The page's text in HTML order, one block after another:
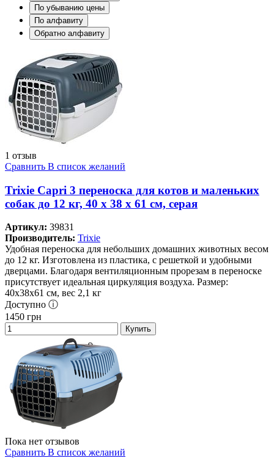
По убыванию цены
По алфавиту
Обратно алфавиту
1 отзыв
Сравнить В список желаний
Trixie Capri 3 переноска для котов и маленьких
собак до 12 кг, 40 x 38 x 61 см, серая
Артикул: 39831
Производитель: Trixie
Удобная переноска для небольших домашних животных весом
до 12 кг. Изготовлена из пластика, с решеткой и удобными
дверцами. Благодаря вентиляционным прорезам в переноске
присутствует идеальная циркуляция воздуха. Размер:
40х38х61 см, вес 2,1 кг
Доступно ⓘ
1450 грн
Купить
Пока нет отзывов
Сравнить В список желаний